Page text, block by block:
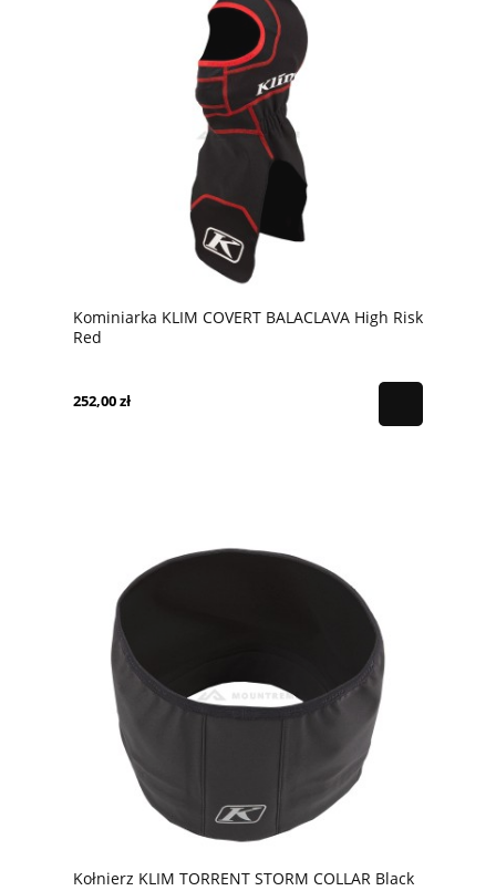
Kominiarka KLIM COVERT BALACLAVA High Risk
Red
252,00 zł
Kołnierz KLIM TORRENT STORM COLLAR Black